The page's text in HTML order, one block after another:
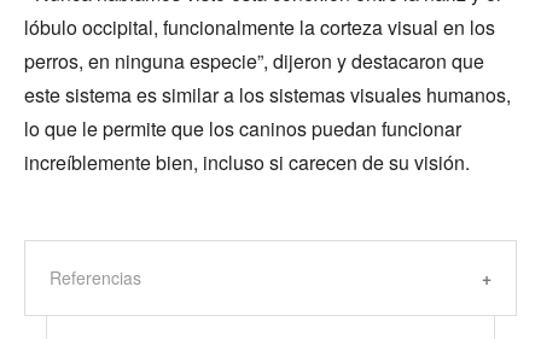
lóbulo occipital, funcionalmente la corteza visual en los
perros, en ninguna especie”, dijeron y destacaron que
este sistema es similar a los sistemas visuales humanos,
lo que le permite que los caninos puedan funcionar
increíblemente bien, incluso si carecen de su visión.
Referencias